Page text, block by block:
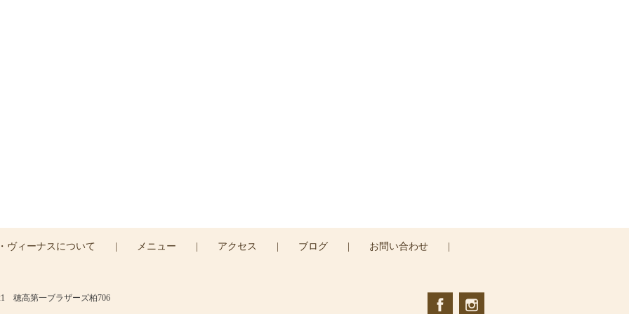
ご予約はこちら >
ヴィーナスについて メニュー アクセス ブログ お問い合わせ
穂高第一ブラザーズ柏706